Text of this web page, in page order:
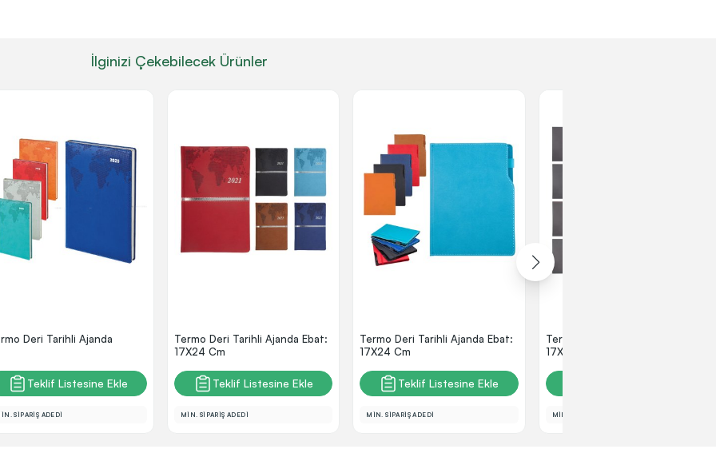
İlginizi Çekebilecek Ürünler
Deri Tarihli Ajanda
Teklif Listesine Ekle
SİPARİŞ ADEDİ
Termo Deri Tarihli Ajanda Ebat:
17X24 Cm
Teklif Listesine Ekle
MİN. SİPARİŞ ADEDİ
Termo Deri Tarihli Ajanda Ebat:
17X24 Cm
Teklif Listesine Ekle
MİN. SİPARİŞ ADEDİ
Termo Deri Tarihli Ajanda Ebat:
17X24 Cm
MİN. SİPARİŞ ADEDİ